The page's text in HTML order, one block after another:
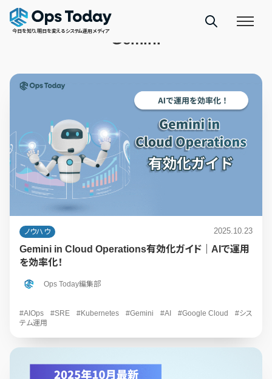
今日を知り、明日を変えるシステム運用メディア Gemini
ノウハウ 2025.10.23
Gemini in Cloud Operations有効化ガイド｜AIで運用
を効率化！
Ops Today編集部
#AIOps #SRE #Kubernetes #Gemini #AI #Google Cloud
#シス
テム運用